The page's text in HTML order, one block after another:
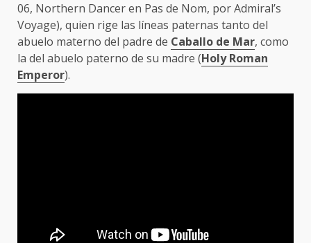
06, Northern Dancer en Pas de Nom, por Admiral’s
Voyage), quien rige las líneas paternas tanto del
abuelo materno del padre de Caballo de Mar, como
la del abuelo paterno de su madre (Holy Roman
Emperor).